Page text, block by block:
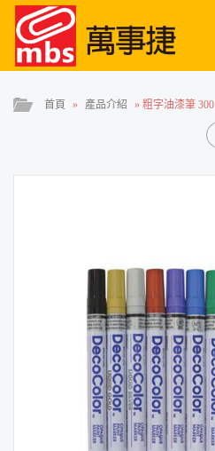
首頁 » 產品介紹 » 粗字油漆筆 300